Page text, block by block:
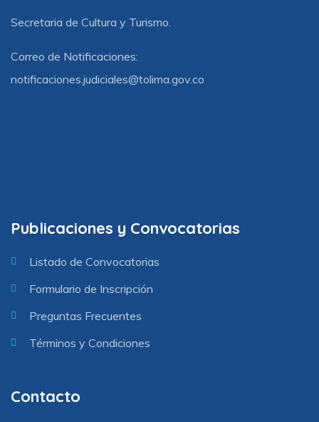
Secretaria de Cultura y Turismo.
Correo de Notificaciones:
notificaciones.judiciales@tolima.gov.co
Publicaciones y Convocatorias
Listado de Convocatorias
Formulario de Inscripción
Preguntas Frecuentes
Términos y Condiciones
Contacto